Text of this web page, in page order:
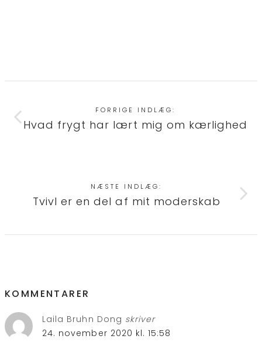
FORRIGE INDLÆG:
Hvad frygt har lært mig om kærlighed
NÆSTE INDLÆG:
Tvivl er en del af mit moderskab
KOMMENTARER
Laila Bruhn Dong skriver
24. november 2020 kl. 15:58